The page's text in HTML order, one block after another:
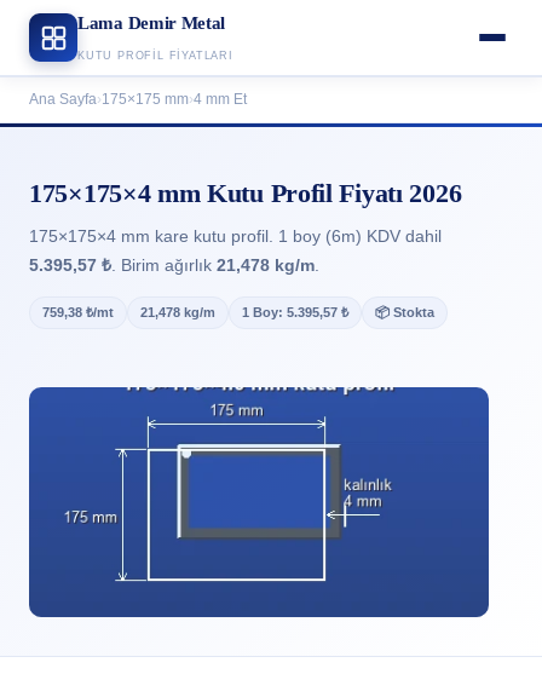
Lama Demir Metal
KUTU PROFIL FIYATLARI
Ana Sayfa›175×175 mm›4 mm Et
175×175×4 mm Kutu Profil Fiyatı 2026
175×175×4 mm kare kutu profil. 1 boy (6m) KDV dahil
5.395,57 ₺ . Birim ağırlık 21,478 kg/m
759,38 ₺/mt 21,478 kg/m 1 Boy: 5.395,57 ₺ 📦 Stokta